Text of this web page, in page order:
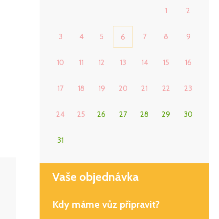
1 2
3 4 5 6 7 8 9
10 11 12 13 14 15 16
17 18 19 20 21 22 23
24 25 26 27 28 29 30
31
Vaše objednávka
Kdy máme vůz připravit?